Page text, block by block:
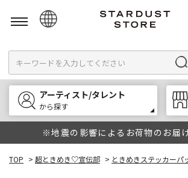
English
한국어
中文
アーティスト/タレント
から探す
※地震の影響によるお荷物のお届
TOP > 超ときめき♡宣伝部 > ときめきステッカーパ